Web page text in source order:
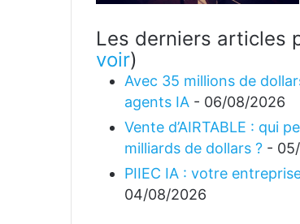
Les derniers articles
voir)
Avec 35 millions de
agents IA - 06/08/2026
Vente d’AIRTABLE : qui
milliards de dollars ? -
PIIEC IA : votre
04/08/2026